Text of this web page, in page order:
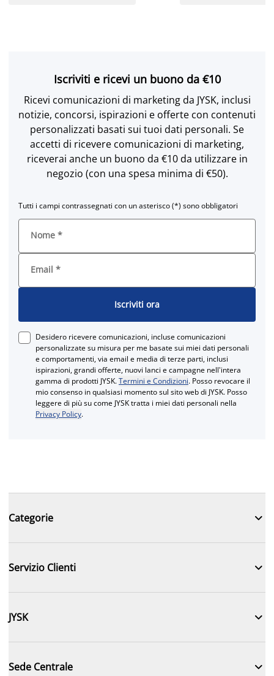
Iscriviti e ricevi un buono da €10
Ricevi comunicazioni di marketing da JYSK, inclusi
notizie, concorsi, ispirazioni e offerte con contenuti
personalizzati basati sui tuoi dati personali. Se
accetti di ricevere comunicazioni di marketing,
riceverai anche un buono da €10 da utilizzare in
negozio (con una spesa minima di €50).
Tutti i campi contrassegnati con un asterisco (*) sono obbligatori
Nome *
Email *
Iscriviti ora
Desidero ricevere comunicazioni, incluse comunicazioni
personalizzate su misura per me basate sui miei dati personali
e comportamenti, via email e media di terze parti, inclusi
ispirazioni, grandi offerte, nuovi lanci e campagne nell'intera
gamma di prodotti JYSK.Termini e Condizioni. Posso revocare il
mio consenso in qualsiasi momento sul sito web di JYSK. Posso
leggere di più su come JYSK tratta i miei dati personali nella
Privacy Policy.
Categorie 
Servizio Clienti 
JYSK 
Sede Centrale 